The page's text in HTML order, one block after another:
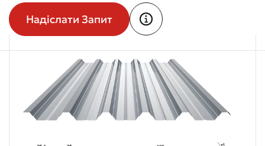
Надіслати Запит